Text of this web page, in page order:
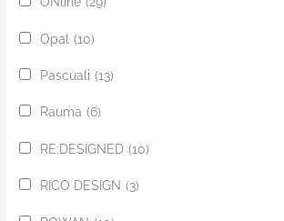
Opal (10)
Pascuali (13)
Rauma (6)
RE:DESIGNED (10)
RICO DESIGN (3)